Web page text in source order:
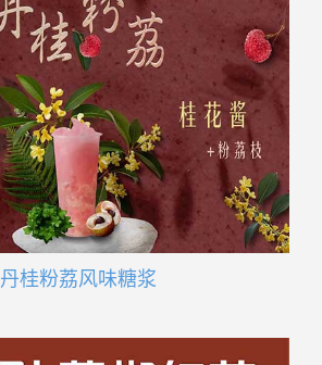
丹桂粉荔风味糖浆